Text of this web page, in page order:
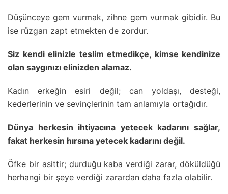
Düşünceye gem vurmak, zihne gem vurmak gibidir. Bu
ise rüzgarı zapt etmekten de zordur.
Siz kendi elinizle teslim etmedikçe, kimse kendinize
olan saygınızı elinizden alamaz.
Kadın erkeğin esiri değil; can yoldaşı, desteği,
kederlerinin ve sevinçlerinin tam anlamıyla ortağıdır.
Dünya herkesin ihtiyacına yetecek kadarını sağlar,
fakat herkesin hırsına yetecek kadarını değil.
Öfke bir asittir; durduğu kaba verdiği zarar, döküldüğü
herhangi bir şeye verdiği zarardan daha fazla olabilir.